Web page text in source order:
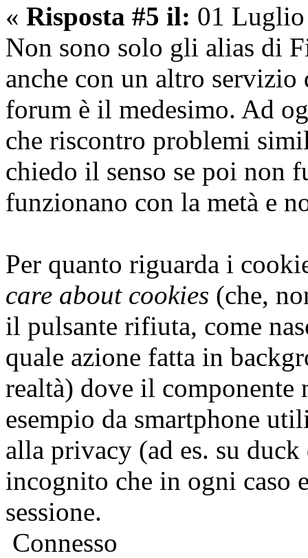
« Risposta #5 il: 01
Non sono solo gli alias di
anche con un altro
forum è il medesimo. Ad
che riscontro problemi
chiedo il senso se poi non
funzionano con la metà e
Per quanto riguarda i
care about cookies (che,
il pulsante rifiuta, come
quale azione fatta in
realtà) dove il componente
esempio da smartphone
alla privacy (ad es. su
incognito che in ogni caso
sessione.
Connesso